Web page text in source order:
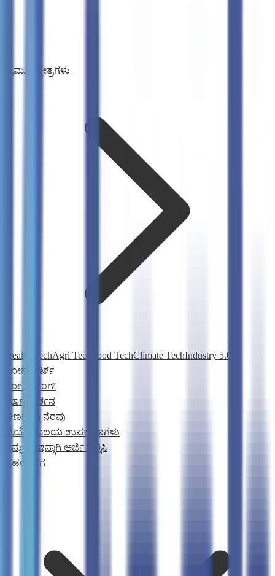
ಪ್ರಮುಖ ಕ್ಷೇತ್ರಗಳು
Health TechAgri Tech Food TechClimate TechIndustry 5.0
ಕೋಹೋರ್ಟ್
ಕೋ-ವರ್ಕಿಂಗ್
ಮಾರ್ಗದರ್ಶನ
ಹಣಕಾಸು ನೆರವು
ಪ್ರಯೋಗಾಲಯ ಉಪಕರಣಗಳು
ಇನ್ಕ್ಯುಬೇಷನ್ಗಾಗಿ ಅರ್ಜಿ ಸಲ್ಲಿಸಿ
ಸಹಯೋಗ